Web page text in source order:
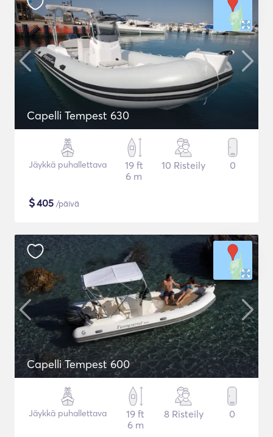
Capelli Tempest 630
Jäykkä puhallettava
19 ft
6 m
10 Risteily 0
$405 /päivä
Capelli Tempest 600
Jäykkä puhallettava
19 ft
6 m
8 Risteily 0